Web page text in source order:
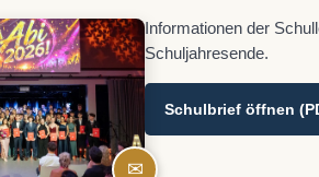
✉
Informationen der
Schuljahresende.
Schulbrief öffnen